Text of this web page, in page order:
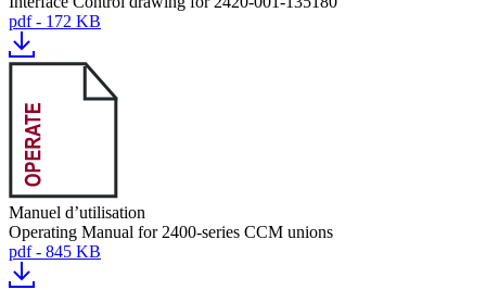
pdf - 172 KB
Manuel d’utilisation
Operating Manual for 2400-series CCM unions
pdf - 845 KB